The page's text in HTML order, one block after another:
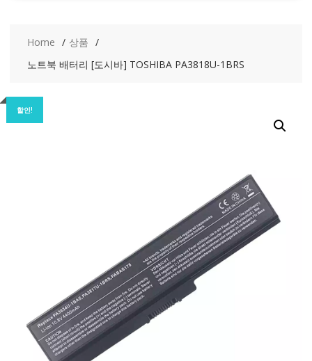
Home
상품
노트북 배터리 [도시바] TOSHIBA PA3818U-1BRS
할인!